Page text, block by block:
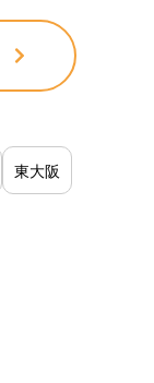
東大阪